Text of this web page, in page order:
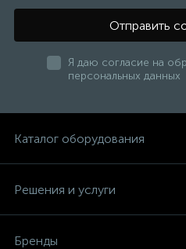
Отправить
Я даю согласие на
персональных данных
Каталог оборудования
Решения и услуги
Бренды